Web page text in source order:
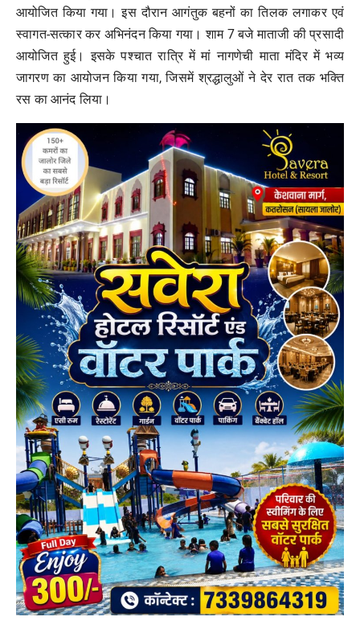
आयोजित किया गया। इस दौरान आगंतुक बहनों का तिलक लगाकर एवं
स्वागत-सत्कार कर अभिनंदन किया गया। शाम 7 बजे माताजी की प्रसादी
आयोजित हुई। इसके पश्चात रात्रि में मां नागणेची माता मंदिर में भव्य
जागरण का आयोजन किया गया, जिसमें श्रद्धालुओं ने देर रात तक भक्ति
रस का आनंद लिया।